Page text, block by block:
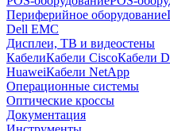
Периферийное оборудование
Dell EMC
Дисплеи, ТВ и видеостены
КабелиКабели CiscoКабели
HuaweiКабели NetApp
Операционные системы
Оптические кроссы
Документация